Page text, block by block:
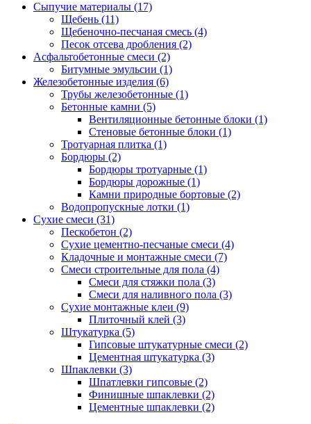
Сыпучие материалы (17)
Щебень (11)
Щебеночно-песчаная смесь (4)
Песок отсева дробления (2)
Асфальтобетонные смеси (2)
Битумные эмульсии (1)
Железобетонные изделия (6)
Трубы железобетонные (1)
Бетонные камни (5)
Вентиляционные бетонные блоки (1)
Стеновые бетонные блоки (1)
Тротуарная плитка (1)
Бордюры (2)
Бордюры тротуарные (1)
Бордюры дорожные (1)
Камни природные бортовые (2)
Водопропускные лотки (1)
Сухие смеси (31)
Пескобетон (2)
Сухие цементно-песчаные смеси (4)
Кладочные и монтажные смеси (7)
Смеси строительные для пола (4)
Смеси для стяжки пола (3)
Смеси для наливного пола (3)
Сухие монтажные клеи (9)
Плиточный клей (3)
Штукатурка (5)
Гипсовые штукатурные смеси (2)
Цементная штукатурка (3)
Шпаклевки (3)
Шпатлевки гипсовые (2)
Финишные шпаклевки (2)
Цементные шпаклевки (2)